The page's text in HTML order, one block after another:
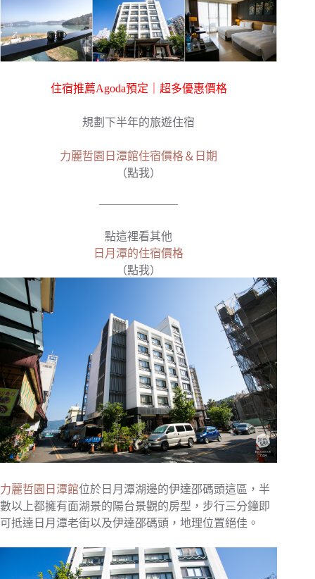
住宿推薦Agoda預定｜超多優惠價格
規劃下半年的旅遊住宿
力麗哲園日潭館住宿價格＆日期
（點我）
———————
點這裡看其他
日月潭的住宿價格
（點我）
力麗哲園日潭館位於日月潭湖邊的伊達邵碼頭這區，半
數以上都擁有面湖景的陽台景觀的房型，步行三分鐘即
可抵達日月潭老街以及伊達邵碼頭，地理位置絕佳。